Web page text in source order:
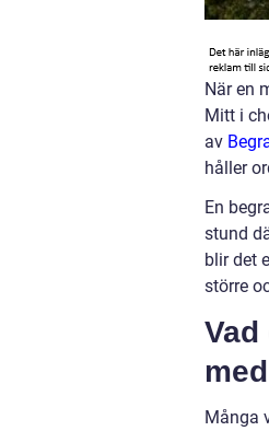
När en
Mitt i
av
håller
En
stund
blir det
större
med
Många